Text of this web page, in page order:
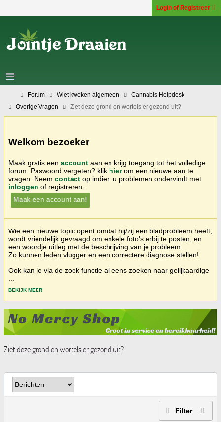
Login of Registreer
Forum Wiet kweken algemeen
Cannabis Helpdesk
Overige Vragen
Ziet deze grond en wortels er gezond uit?
Welkom bezoeker
Maak gratis een account aan en krijg toegang tot het volledige
forum. Paswoord vergeten? klik hierom een nieuwe aan te
vragen. Neem contact op indien u problemen ondervindt met
inloggen of registreren.
Maak een account aan!
Wie een nieuwe topic opent omdat hij/zij een bladprobleem heeft,
wordt vriendelijk gevraagd om enkele foto's erbij te posten, en
een woordje uitleg met de beschrijving van je probleem.
Zo kunnen leden vlugger en een correctere diagnose stellen!
Ook kan je via de zoek functie al eens zoeken naar gelijkaardige
BEKIJK MEER
Ziet deze grond en wortels er gezond uit?
Filter